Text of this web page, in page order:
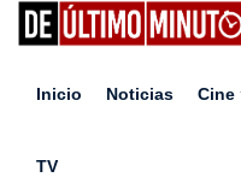
Inicio Noticias Cine
TV